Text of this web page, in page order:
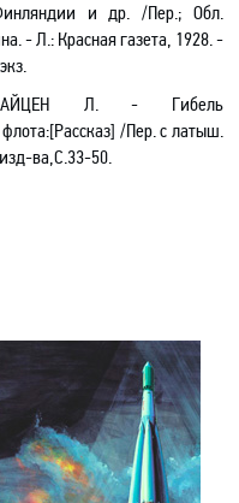
и др. /Пер.; Обл.
- Л.: Красная газета, 1928. -
Л. - Гибель
:[Рассказ] /Пер.с латыш.
изд-ва,С.33-50.